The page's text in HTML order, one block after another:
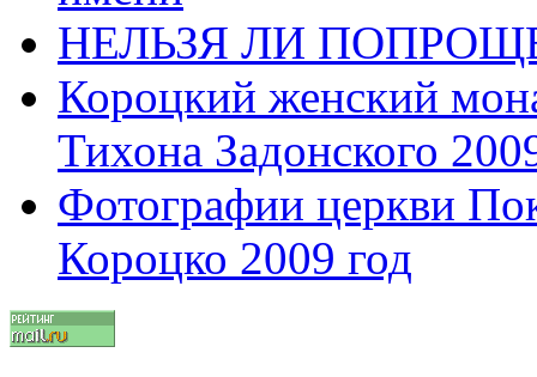
НЕЛЬЗЯ ЛИ
Короцкий женский
Тихона Задонского
Фотографии церкви
Короцко 2009 год